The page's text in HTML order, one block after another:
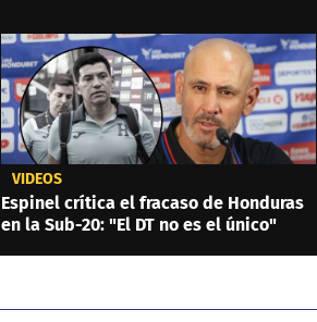
VIDEOS
Espinel crítica el fracaso de Honduras
en la Sub-20: "El DT no es el único"